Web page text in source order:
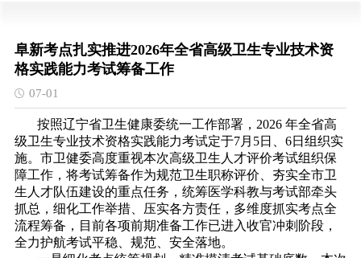
阜新考点扎实推进2026年全省高级卫生专业技术资
格实践能力考试筹备工作
07-01
按照辽宁省卫生健康委统一工作部署，2026 年全省高
级卫生专业技术资格实践能力考试定于7月5日、6日组织实
施。市卫健委高度重视本次高级卫生人才评价考试组织保
障工作，将考试筹备作为规范卫生职称评价、夯实全市卫
生人才队伍建设的重点任务，统筹医学科教与考试部牵头
抓总，细化工作举措、压实各方责任，多维度抓实考点全
流程筹备，目前各项前期准备工作已进入收官冲刺阶段，
全力护航考试平稳、规范、安全落地。